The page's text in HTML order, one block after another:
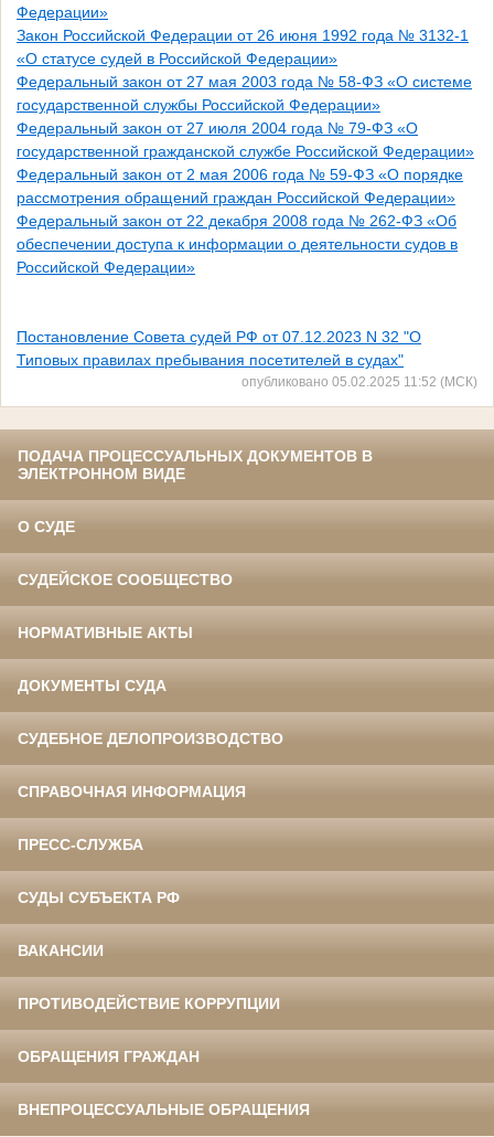
Федерации»
Закон Российской Федерации от 26 июня 1992 года № 3132-1
«О статусе судей в Российской Федерации»
Федеральный закон от 27 мая 2003 года № 58-ФЗ «О системе
государственной службы Российской Федерации»
Федеральный закон от 27 июля 2004 года № 79-ФЗ «О
государственной гражданской службе Российской Федерации»
Федеральный закон от 2 мая 2006 года № 59-ФЗ «О порядке
рассмотрения обращений граждан Российской Федерации»
Федеральный закон от 22 декабря 2008 года № 262-ФЗ «Об
обеспечении доступа к информации о деятельности судов в
Российской Федерации»
Постановление Совета судей РФ от 07.12.2023 N 32 "О
Типовых правилах пребывания посетителей в судах"
опубликовано 05.02.2025 11:52 (МСК)
ПОДАЧА ПРОЦЕССУАЛЬНЫХ ДОКУМЕНТОВ В
ЭЛЕКТРОННОМ ВИДЕ
О СУДЕ
СУДЕЙСКОЕ СООБЩЕСТВО
НОРМАТИВНЫЕ АКТЫ
ДОКУМЕНТЫ СУДА
СУДЕБНОЕ ДЕЛОПРОИЗВОДСТВО
СПРАВОЧНАЯ ИНФОРМАЦИЯ
ПРЕСС-СЛУЖБА
СУДЫ СУБЪЕКТА РФ
ВАКАНСИИ
ПРОТИВОДЕЙСТВИЕ КОРРУПЦИИ
ОБРАЩЕНИЯ ГРАЖДАН
ВНЕПРОЦЕССУАЛЬНЫЕ ОБРАЩЕНИЯ